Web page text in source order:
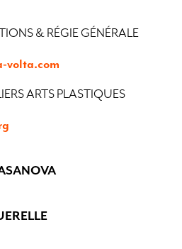
& RÉGIE GÉNÉRALE
volta.com
ARTS PLASTIQUES